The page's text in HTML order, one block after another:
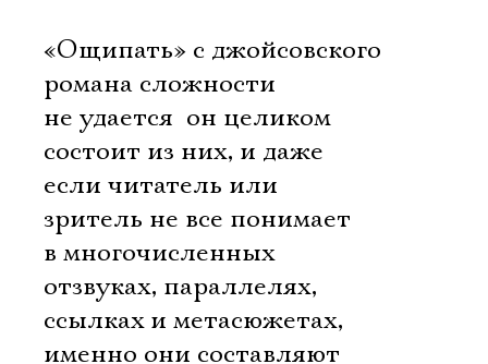
«Ощипать» с джойсовского
романа сложности
не удается  он целиком
состоит из них, и даже
если читатель или
зритель не все понимает
в многочисленных
отзвуках, параллелях,
ссылках и метасюжетах,
именно они составляют